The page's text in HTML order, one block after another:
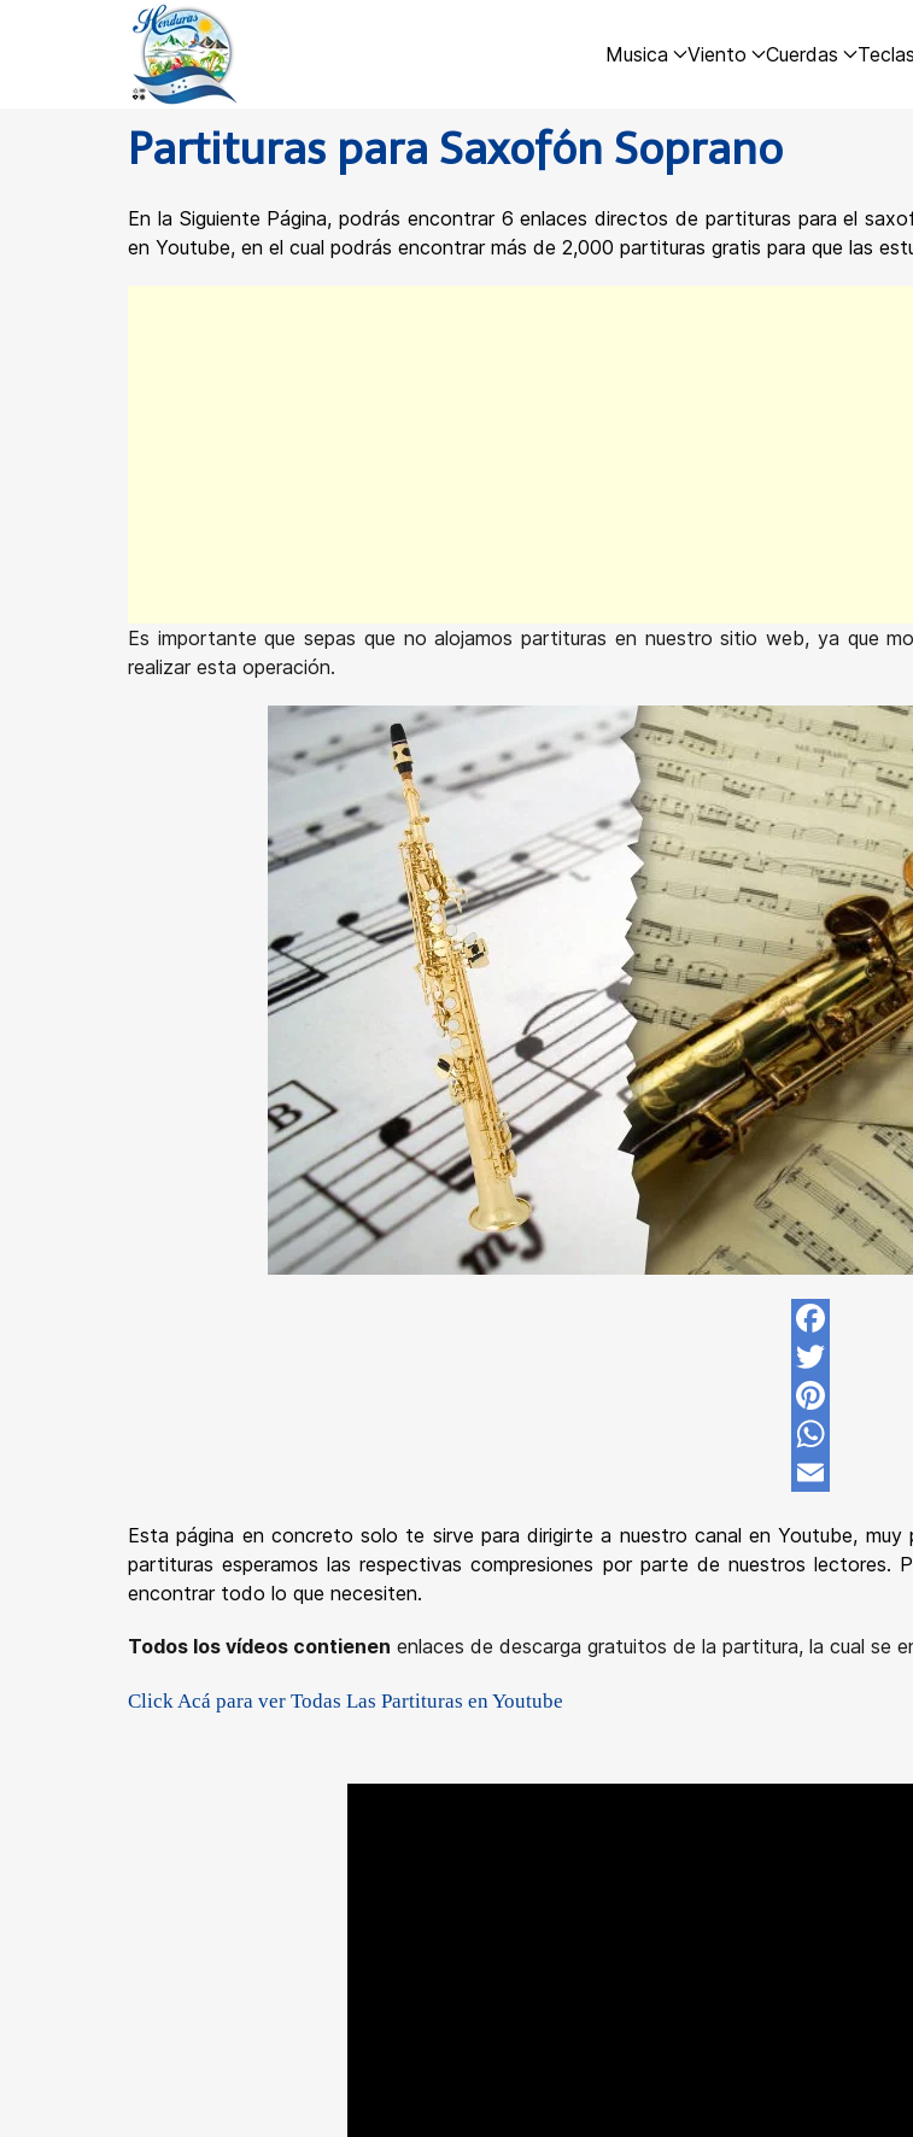
Musica Viento Cuerdas Teclas
Partituras para Saxofón Soprano
En la Siguiente Página, podrás encontrar 6 enlaces directos de partituras para el
en Youtube, en el cual podrás encontrar más de 2,000 partituras gratis para que las
Es importante que sepas que no alojamos partituras en nuestro sitio web, ya que
realizar esta operación.
Facebook
Twitter
Pinterest
WhatsApp
Esta página en concreto solo te sirve para dirigirte a nuestro canal en Youtube,
partituras esperamos las respectivas compresiones por parte de nuestros lectores.
encontrar todo lo que necesiten.
Todos los vídeos contienen enlaces de descarga gratuitos de la partitura, la cual se
Click Acá para ver Todas Las Partituras en Youtube